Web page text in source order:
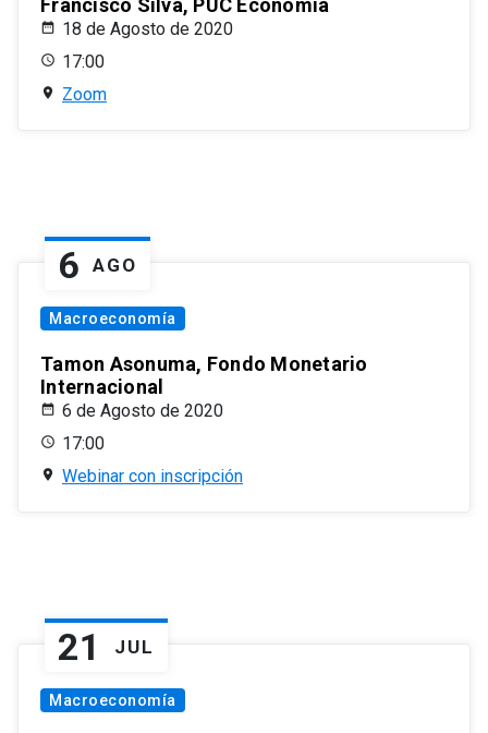
Francisco Silva, PUC Economía
18 de Agosto de 2020
17:00
Zoom
6 AGO
Macroeconomía
Tamon Asonuma, Fondo Monetario
Internacional
6 de Agosto de 2020
17:00
Webinar con inscripción
21 JUL
Macroeconomía